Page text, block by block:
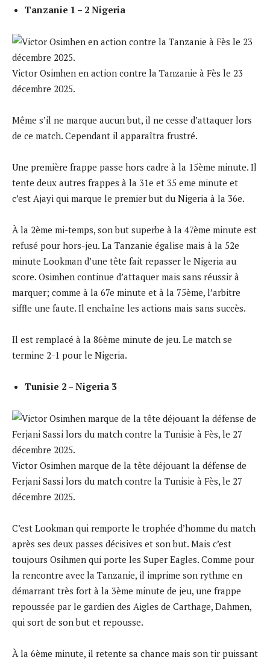
Tanzanie 1 – 2 Nigeria
Victor Osimhen en action contre la Tanzanie à Fès le 23
décembre 2025.
Même s’il ne marque aucun but, il ne cesse d’attaquer lors
de ce match. Cependant il apparaîtra frustré.
Une première frappe passe hors cadre à la 15ème minute. Il
tente deux autres frappes à la 31e et 35 eme minute et
c’est Ajayi qui marque le premier but du Nigeria à la 36e.
À la 2ème mi-temps, son but superbe à la 47ème minute est
refusé pour hors-jeu. La Tanzanie égalise mais à la 52e
minute Lookman d’une tête fait repasser le Nigeria au
score. Osimhen continue d’attaquer mais sans réussir à
marquer; comme à la 67e minute et à la 75ème, l’arbitre
siffle une faute. Il enchaîne les actions mais sans succès.
Il est remplacé à la 86ème minute de jeu. Le match se
termine 2-1 pour le Nigeria.
Tunisie 2 – Nigeria 3
Victor Osimhen marque de la tête déjouant la défense de
Ferjani Sassi lors du match contre la Tunisie à Fès, le 27
décembre 2025.
C’est Lookman qui remporte le trophée d’homme du match
après ses deux passes décisives et son but. Mais c’est
toujours Osihmen qui porte les Super Eagles. Comme pour
la rencontre avec la Tanzanie, il imprime son rythme en
démarrant très fort à la 3ème minute de jeu, une frappe
repoussée par le gardien des Aigles de Carthage, Dahmen,
qui sort de son but et repousse.
À la 6ème minute, il retente sa chance mais son tir puissant